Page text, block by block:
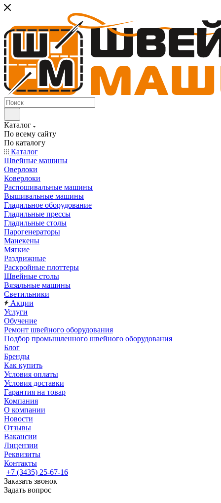
Каталог
По всему сайту
По каталогу
Каталог
Швейные машины
Оверлоки
Коверлоки
Распошивальные машины
Вышивальные машины
Гладильное оборудование
Гладильные прессы
Гладильные столы
Парогенераторы
Манекены
Мягкие
Раздвижные
Раскройные плоттеры
Швейные столы
Вязальные машины
Светильники
Акции
Услуги
Обучение
Ремонт швейного оборудования
Подбор промышленного швейного оборудования
Блог
Бренды
Как купить
Условия оплаты
Условия доставки
Гарантия на товар
Компания
О компании
Новости
Отзывы
Вакансии
Лицензии
Реквизиты
Контакты
+7 (3435) 25-67-16
Заказать звонок
Задать вопрос